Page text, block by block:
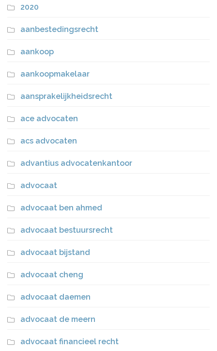
2020
aanbestedingsrecht
aankoop
aankoopmakelaar
aansprakelijkheidsrecht
ace advocaten
acs advocaten
advantius advocatenkantoor
advocaat
advocaat ben ahmed
advocaat bestuursrecht
advocaat bijstand
advocaat cheng
advocaat daemen
advocaat de meern
advocaat financieel recht